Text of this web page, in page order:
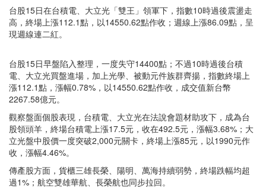
台股15日在台積電、大立光「雙王」領軍下，指數10時過後震盪走
高，終場上漲112.1點，以14550.62點作收；週線上漲86.09點，呈
現週線連二紅。
台股15日早盤陷入整理，一度失守14400點；不過10時過後台積
電、大立光買盤進場，加上光學、被動元件族群齊揚，指數終場上
漲112.1點，漲幅0.78%，以14550.62點作收，成交值新台幣
2267.58億元。
觀察盤面個股表現，台積電、大立光在法說會題材助攻下，成為台
股領頭羊，終場台積電上漲17.5元，收在492.5元，漲幅3.68%；大
立光盤中股價一度突破2,000元關卡，終場上漲85元，以1990元作
收，漲幅4.46%。
傳產股方面，貨櫃三雄長榮、陽明、萬海持續弱勢，終場跌幅均超
過1%；航空雙雄華航、長榮航也同步拉回。